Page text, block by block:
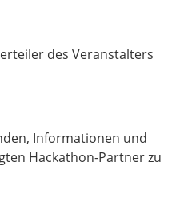
des Veranstalters
Informationen und
Hackathon-Partner zu